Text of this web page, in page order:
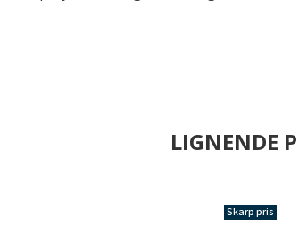
LIGNENDE
Skarp pris